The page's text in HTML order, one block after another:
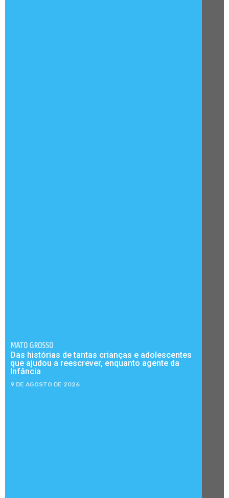
MATO GROSSO
Das histórias de tantas crianças e adolescentes
que ajudou a reescrever, enquanto agente da
Infância
9 DE AGOSTO DE 2026